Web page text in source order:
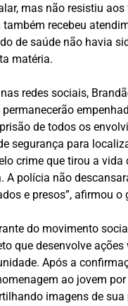
mas não resistiu
recebeu
de saúde não havia
matéria.
redes sociais,
de todos os
segurança para
crime que tirou a vida
A polícia não
e presos”, afirmou o
do movimento
que desenvolve
Após a
ao jovem
imagens de